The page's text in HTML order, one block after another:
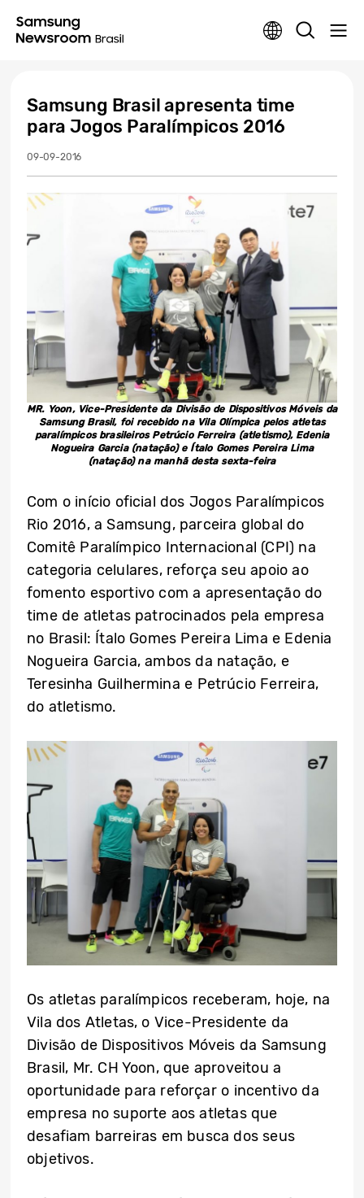
Samsung Brasil apresenta time
para Jogos Paralímpicos 2016
09-09-2016
MR. Yoon, Vice-Presidente da Divisão de Dispositivos Móveis da
Samsung Brasil, foi recebido na Vila Olímpica pelos atletas
paralímpicos brasileiros Petrúcio Ferreira (atletismo), Edenia
Nogueira Garcia (natação) e Ítalo Gomes Pereira Lima
(natação) na manhã desta sexta-feira
Com o início oficial dos Jogos Paralímpicos
Rio 2016, a Samsung, parceira global do
Comitê Paralímpico Internacional (CPI) na
categoria celulares, reforça seu apoio ao
fomento esportivo com a apresentação do
time de atletas patrocinados pela empresa
no Brasil: Ítalo Gomes Pereira Lima e Edenia
Nogueira Garcia, ambos da natação, e
Teresinha Guilhermina e Petrúcio Ferreira,
do atletismo.
Os atletas paralímpicos receberam, hoje, na
Vila dos Atletas, o Vice-Presidente da
Divisão de Dispositivos Móveis da Samsung
Brasil, Mr. CH Yoon, que aproveitou a
oportunidade para reforçar o incentivo da
empresa no suporte aos atletas que
desafiam barreiras em busca dos seus
objetivos.